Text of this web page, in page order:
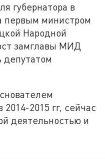
губернатора в
первым министром
Народной
замглавы МИД
депутатом
2015 гг, сейчас
деятельностью и